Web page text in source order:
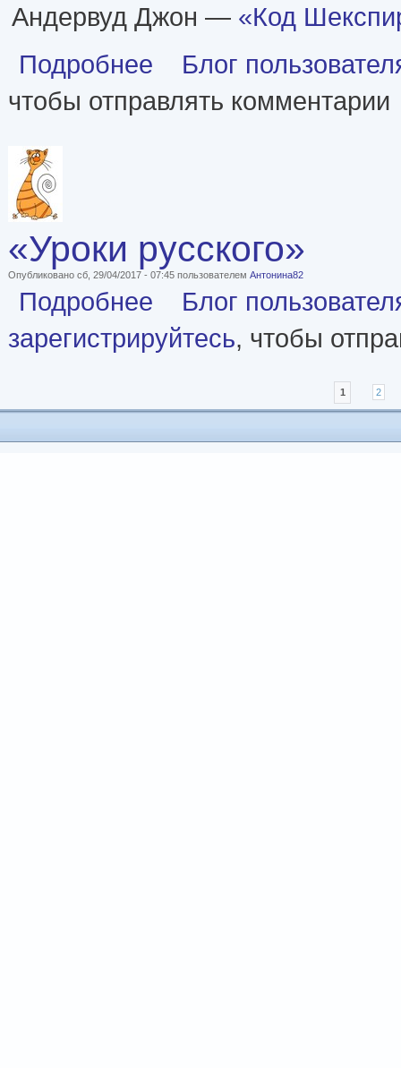
Андервуд Джон — «Код
Подробнее о «Книга-загадка, книга-бестселлер»
Блог
чтобы отправлять комментарии
«Уроки русского»
Опубликовано сб, 29/04/2017 - 07:45 пользователем Антонина82
Подробнее о «Уроки русского»
Блог
зарегистрируйтесь, чтобы
1 2